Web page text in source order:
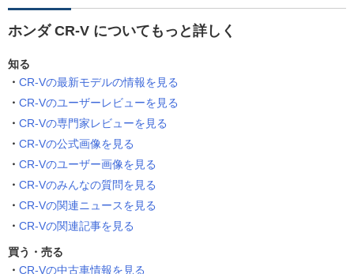
ホンダ CR-V についてもっと詳しく
知る
CR-Vの最新モデルの情報を見る
CR-Vのユーザーレビューを見る
CR-Vの専門家レビューを見る
CR-Vの公式画像を見る
CR-Vのユーザー画像を見る
CR-Vのみんなの質問を見る
CR-Vの関連ニュースを見る
CR-Vの関連記事を見る
買う・売る
CR-Vの中古車情報を見る